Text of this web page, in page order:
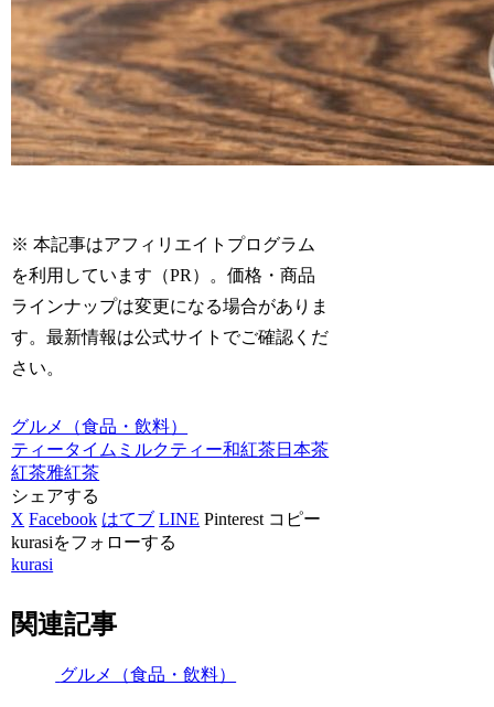
※ 本記事はアフィリエイトプログラム
を利用しています（PR）。価格・商品
ラインナップは変更になる場合がありま
す。最新情報は公式サイトでご確認くだ
さい。
グルメ（食品・飲料）
ティータイム ミルクティー和紅茶日本茶
紅茶雅紅茶
シェアする
X Facebook はてブ LINE Pinterest コピー
kurasiをフォローする
kurasi
関連記事
グルメ（食品・飲料）